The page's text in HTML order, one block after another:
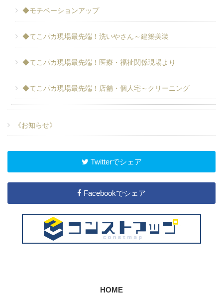
◆モチベーションアップ
◆てこパカ現場最先端！洗いやさん～建築美装
◆てこパカ現場最先端！医療・福祉関係現場より
◆てこパカ現場最先端！店舗・個人宅～クリーニング
《お知らせ》
Twitterでシェア
Facebookでシェア
HOME